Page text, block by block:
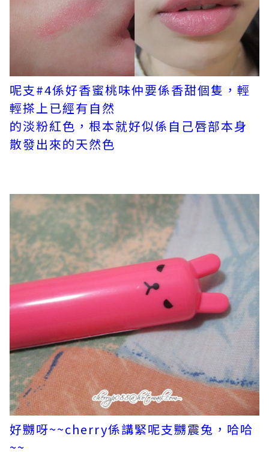
呢支#4係好香蜜桃味仲要係香甜個隻，輕
輕搽上已經有自然
的淡粉紅色，根本就好似係自己唇部本身
散發出來的天然色
好嬲呀~~cherry係講緊呢支嬲震兔，哈哈
~~